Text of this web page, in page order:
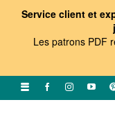
Service client et
Les patrons PDF